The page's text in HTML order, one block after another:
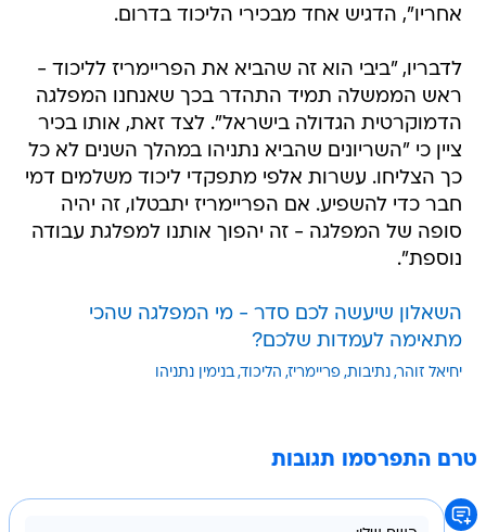
אחריו", הדגיש אחד מבכירי הליכוד בדרום.
לדבריו, "ביבי הוא זה שהביא את הפריימריז לליכוד -
ראש הממשלה תמיד התהדר בכך שאנחנו המפלגה
הדמוקרטית הגדולה בישראל". לצד זאת, אותו בכיר
ציין כי "השריונים שהביא נתניהו במהלך השנים לא כל
כך הצליחו. עשרות אלפי מתפקדי ליכוד משלמים דמי
חבר כדי להשפיע. אם הפריימריז יתבטלו, זה יהיה
סופה של המפלגה - זה יהפוך אותנו למפלגת עבודה
נוספת".
השאלון שיעשה לכם סדר - מי המפלגה שהכי
מתאימה לעמדות שלכם?
יחיאל זוהר נתיבות פריימריז הליכוד בנימין נתניהו
טרם התפרסמו תגובות